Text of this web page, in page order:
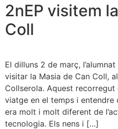
2nEP visitem
Coll
El dilluns 2 de març,
visitar la Masia de Can Coll,
Collserola. Aquest
viatge en el temps i entendre
era molt i molt diferent de
tecnologia. Els nens i […]